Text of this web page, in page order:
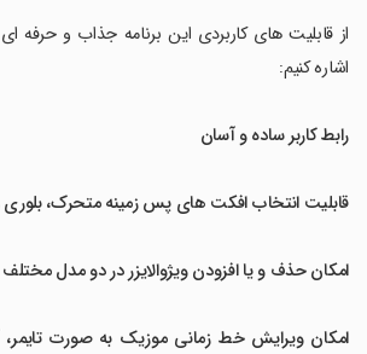
از قابلیت های کاربردی این برنامه جذاب و حرفه
اشاره کنیم:
رابط کاربر ساده و آسان
قابلیت انتخاب افکت های پس زمینه متحرک،
امکان حذف و یا افزودن ویژوالایزر در دو مدل
امکان ویرایش خط زمانی موزیک به صورت